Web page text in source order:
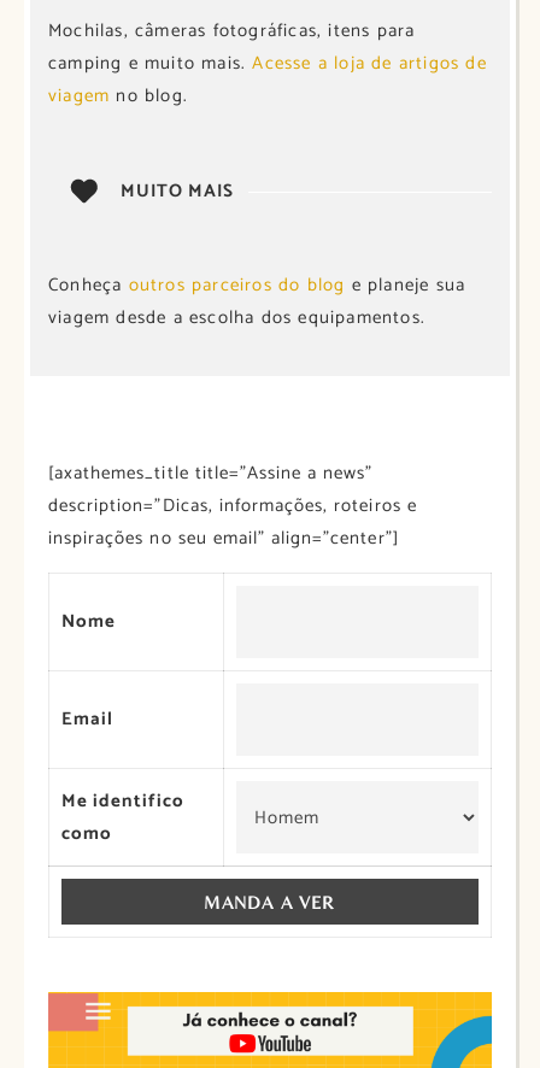
Mochilas, câmeras fotográficas, itens para
camping e muito mais.Acesse a loja de artigos de
viagem no blog.
MUITO MAIS
Conheça outros parceiros do blog e planeje sua
viagem desde a escolha dos equipamentos.
[axathemes_title title=”Assine a news”
description=”Dicas, informações, roteiros e
inspirações no seu email” align=”center”]
Nome
Email
Me identifico
como